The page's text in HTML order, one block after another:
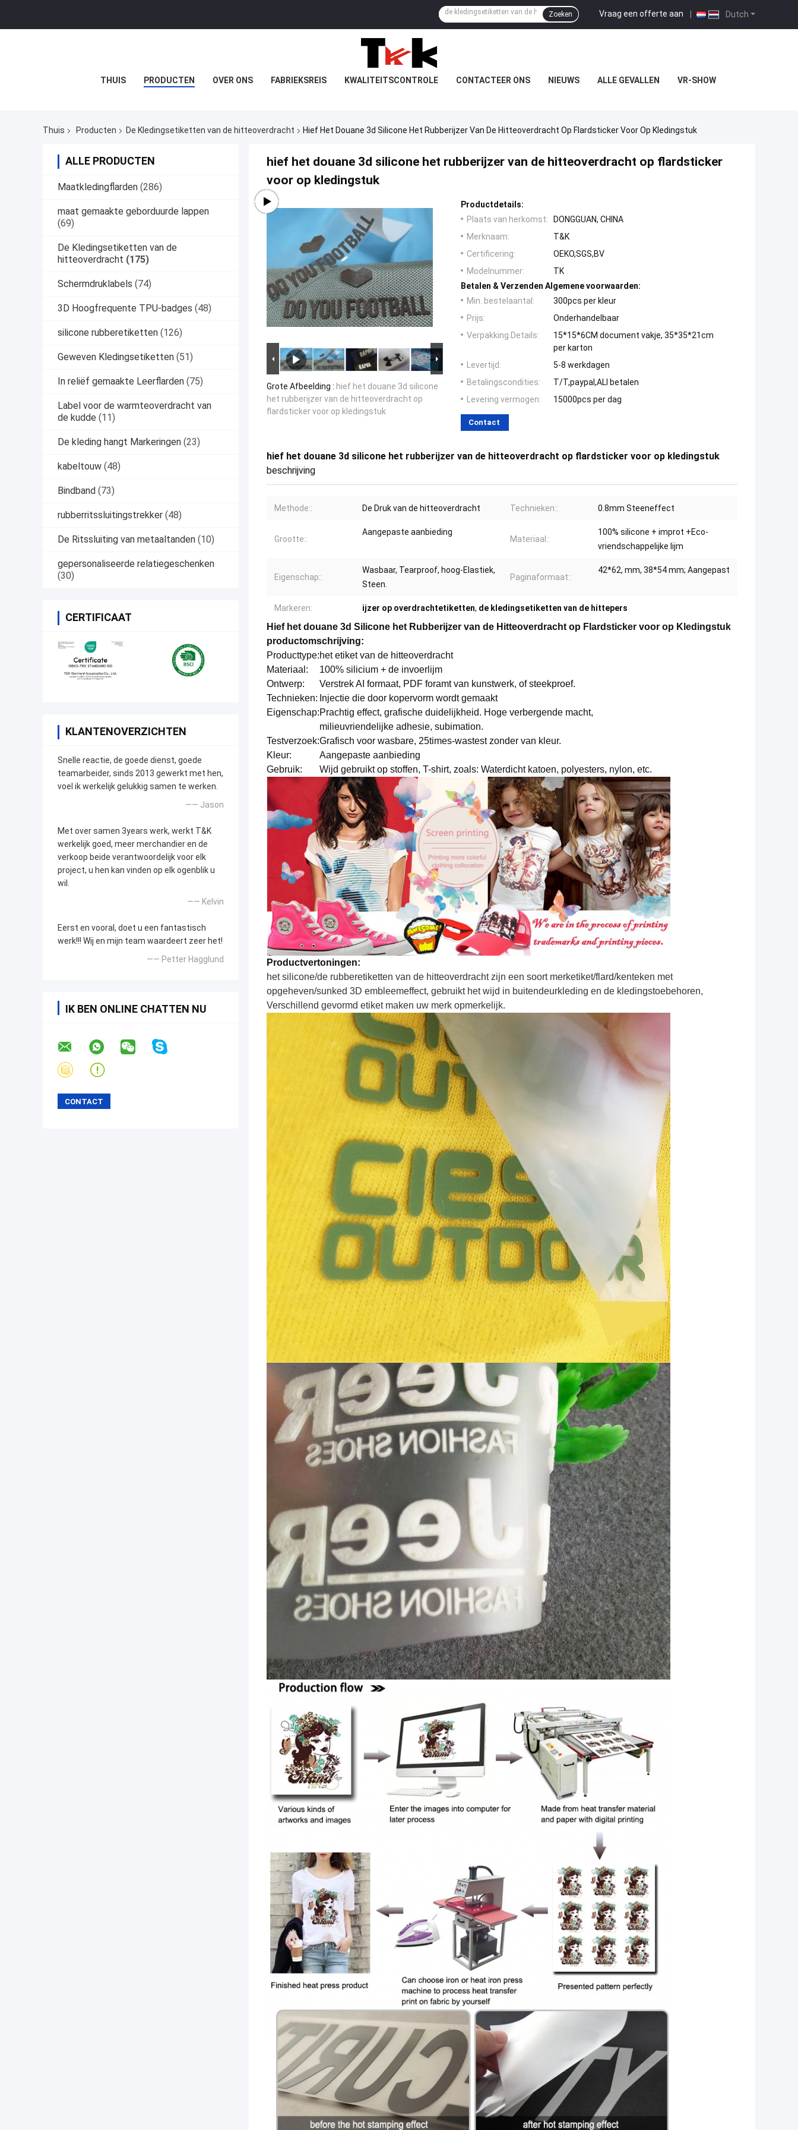
Dutch
Vraag een offerte aan |
Zoeken
THUIS PRODUCTEN OVER ONS FABRIEKSREIS KWALITEITSCONTROLE CONTACTEER ONS NIEUWS ALLE GEVALLEN VR-SHOW
Thuis Producten De Kledingsetiketten van de hitteoverdracht Hief Het Douane 3d Silicone Het Rubberijzer Van De Hitteoverdracht Op Flardsticker Voor Op Kledingstuk
ALLE PRODUCTEN
Maatkledingflarden (286)
maat gemaakte geborduurde lappen
(69)
De Kledingsetiketten van de
hitteoverdracht (175)
Schermdruklabels (74)
3D Hoogfrequente TPU-badges (48)
silicone rubberetiketten (126)
Geweven Kledingsetiketten (51)
In reliëf gemaakte Leerflarden (75)
Label voor de warmteoverdracht van
de kudde (11)
De kleding hangt Markeringen (23)
kabeltouw (48)
Bindband (73)
rubberritssluitingstrekker (48)
De Ritssluiting van metaaltanden (10)
gepersonaliseerde relatiegeschenken
(30)
CERTIFICAAT
KLANTENOVERZICHTEN
Snelle reactie, de goede dienst, goede
teamarbeider, sinds 2013 gewerkt met hen,
voel ik werkelijk gelukkig samen te werken.
—— Jason
Met over samen 3years werk, werkt T&K
werkelijk goed, meer merchandier en de
verkoop beide verantwoordelijk voor elk
project, u hen kan vinden op elk ogenblik u
wil.
—— Kelvin
Eerst en vooral, doet u een fantastisch
werk!!! Wij en mijn team waardeert zeer het!
—— Petter Hagglund
IK BEN ONLINE CHATTEN NU
hief het douane 3d silicone het rubberijzer van de hitteoverdracht op flardsticker
voor op kledingstuk
Grote Afbeelding : hief het douane 3d silicone
het rubberijzer van de hitteoverdracht op
flardsticker voor op kledingstuk
Productdetails:
Plaats van herkomst:
DONGGUAN, CHINA
Merknaam:
T&K
Certificering:
OEKO,SGS,BV
Modelnummer:
TK
Betalen & Verzenden Algemene voorwaarden:
Min. bestelaantal:
300pcs per kleur
Prijs:
Onderhandelbaar
Verpakking Details:
15*15*6CM document vakje, 35*35*21cm
per karton
Levertijd:
5-8 werkdagen
Betalingscondities:
T/T,paypal,ALI betalen
Levering vermogen:
15000pcs per dag
Contact
hief het douane 3d silicone het rubberijzer van de hitteoverdracht op flardsticker voor op kledingstuk
beschrijving
Methode:: De Druk van de hitteoverdracht Technieken:: 0.8mm Steeneffect
Grootte::
Aangepaste aanbieding
Materiaal::
100% silicone + improt +Eco-
vriendschappelijke lijm
Eigenschap::
Wasbaar, Tearproof, hoog-Elastiek,
Steen.
Paginaformaat::
42*62, mm, 38*54 mm; Aangepast
Markeren: ijzer op overdrachtetiketten, de kledingsetiketten van de hittepers
Hief het douane 3d Silicone het Rubberijzer van de Hitteoverdracht op Flardsticker voor op Kledingstuk
productomschrijving:
Producttype:het etiket van de hitteoverdracht
Materiaal:
100% silicium + de invoerlijm
Ontwerp:
Verstrek AI formaat, PDF foramt van kunstwerk, of steekproef.
Technieken: Injectie die door kopervorm wordt gemaakt
Eigenschap:Prachtig effect, grafische duidelijkheid. Hoge verbergende macht,
milieuvriendelijke adhesie, subimation.
Testverzoek:Grafisch voor wasbare, 25times-wastest zonder van kleur.
Kleur:
Aangepaste aanbieding
Gebruik:
Wijd gebruikt op stoffen, T-shirt, zoals: Waterdicht katoen, polyesters, nylon, etc.
Productvertoningen:
het silicone/de rubberetiketten van de hitteoverdracht zijn een soort merketiket/flard/kenteken met
opgeheven/sunked 3D embleemeffect, gebruikt het wijd in buitendeurkleding en de kledingstoebehoren,
Verschillend gevormd etiket maken uw merk opmerkelijk.